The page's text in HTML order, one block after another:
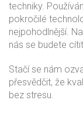
techniky.
pokročilé
nejpohodlnější.
nás se budete
Stačí se nám
přesvědčit, že
bez stresu.